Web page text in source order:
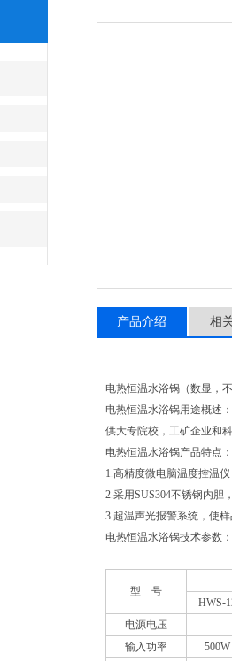
产品介绍 相
电热恒温水浴锅（数显，
电热恒温水浴锅用途概述：
供大专院校，工矿企业和
电热恒温水浴锅产品特点：
1.高精度微电脑温度控温
2.采用SUS304不锈钢内胆
3.超温声光报警系统，使
电热恒温水浴锅技术参数：
型 号
HWS-
电源电压
输入功率
500W